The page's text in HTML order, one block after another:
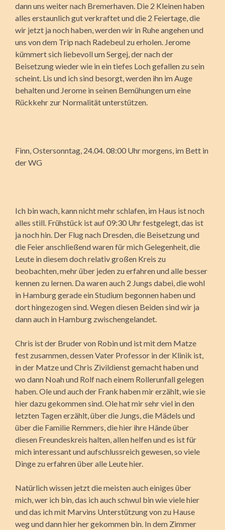
dann uns weiter nach Bremerhaven. Die 2 Kleinen haben
alles erstaunlich gut verkraftet und die 2 Feiertage, die
wir jetzt ja noch haben, werden wir in Ruhe angehen und
uns von dem Trip nach Radebeul zu erholen. Jerome
kümmert sich liebevoll um Sergej, der nach der
Beisetzung wieder wie in ein tiefes Loch gefallen zu sein
scheint. Lis und ich sind besorgt, werden ihn im Auge
behalten und Jerome in seinen Bemühungen um eine
Rückkehr zur Normalität unterstützen.
Finn, Ostersonntag, 24.04. 08:00 Uhr morgens, im Bett in
der WG
Ich bin wach, kann nicht mehr schlafen, im Haus ist noch
alles still. Frühstück ist auf 09:30 Uhr festgelegt, das ist
ja noch hin. Der Flug nach Dresden, die Beisetzung und
die Feier anschließend waren für mich Gelegenheit, die
Leute in diesem doch relativ großen Kreis zu
beobachten, mehr über jeden zu erfahren und alle besser
kennen zu lernen. Da waren auch 2 Jungs dabei, die wohl
in Hamburg gerade ein Studium begonnen haben und
dort hingezogen sind. Wegen diesen Beiden sind wir ja
dann auch in Hamburg zwischengelandet.
Chris ist der Bruder von Robin und ist mit dem Matze
fest zusammen, dessen Vater Professor in der Klinik ist,
in der Matze und Chris Zivildienst gemacht haben und
wo dann Noah und Rolf nach einem Rollerunfall gelegen
haben. Ole und auch der Frank haben mir erzählt, wie sie
hier dazu gekommen sind. Ole hat mir sehr viel in den
letzten Tagen erzählt, über die Jungs, die Mädels und
über die Familie Remmers, die hier ihre Hände über
diesen Freundeskreis halten, allen helfen und es ist für
mich interessant und aufschlussreich gewesen, so viele
Dinge zu erfahren über alle Leute hier.
Natürlich wissen jetzt die meisten auch einiges über
mich, wer ich bin, das ich auch schwul bin wie viele hier
und das ich mit Marvins Unterstützung von zu Hause
weg und dann hier her gekommen bin. In dem Zimmer